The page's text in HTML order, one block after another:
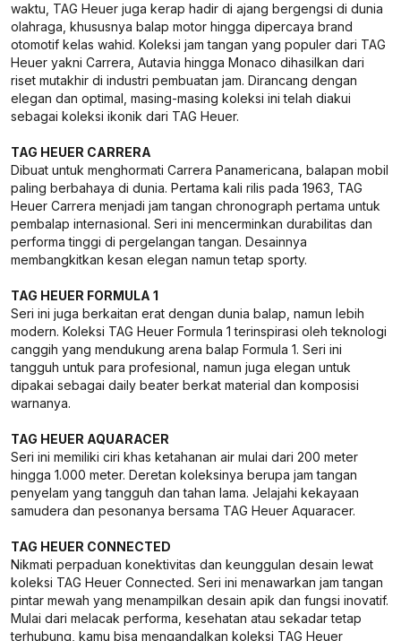
waktu, TAG Heuer juga kerap hadir di ajang bergengsi di dunia
olahraga, khususnya balap motor hingga dipercaya brand
otomotif kelas wahid. Koleksi jam tangan yang populer dari TAG
Heuer yakni Carrera, Autavia hingga Monaco dihasilkan dari
riset mutakhir di industri pembuatan jam. Dirancang dengan
elegan dan optimal, masing-masing koleksi ini telah diakui
sebagai koleksi ikonik dari TAG Heuer.
TAG HEUER CARRERA
Dibuat untuk menghormati Carrera Panamericana, balapan mobil
paling berbahaya di dunia. Pertama kali rilis pada 1963, TAG
Heuer Carrera menjadi jam tangan chronograph pertama untuk
pembalap internasional. Seri ini mencerminkan durabilitas dan
performa tinggi di pergelangan tangan. Desainnya
membangkitkan kesan elegan namun tetap sporty.
TAG HEUER FORMULA 1
Seri ini juga berkaitan erat dengan dunia balap, namun lebih
modern. Koleksi TAG Heuer Formula 1 terinspirasi oleh teknologi
canggih yang mendukung arena balap Formula 1. Seri ini
tangguh untuk para profesional, namun juga elegan untuk
dipakai sebagai daily beater berkat material dan komposisi
warnanya.
TAG HEUER AQUARACER
Seri ini memiliki ciri khas ketahanan air mulai dari 200 meter
hingga 1.000 meter. Deretan koleksinya berupa jam tangan
penyelam yang tangguh dan tahan lama. Jelajahi kekayaan
samudera dan pesonanya bersama TAG Heuer Aquaracer.
TAG HEUER CONNECTED
Nikmati perpaduan konektivitas dan keunggulan desain lewat
koleksi TAG Heuer Connected. Seri ini menawarkan jam tangan
pintar mewah yang menampilkan desain apik dan fungsi inovatif.
Mulai dari melacak performa, kesehatan atau sekadar tetap
terhubung, kamu bisa mengandalkan koleksi TAG Heuer